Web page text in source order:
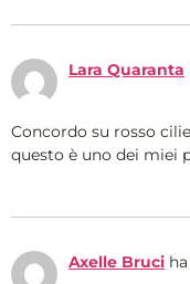
Lara Quaranta
Concordo su rosso
questo è uno dei miei
Axelle Bruci